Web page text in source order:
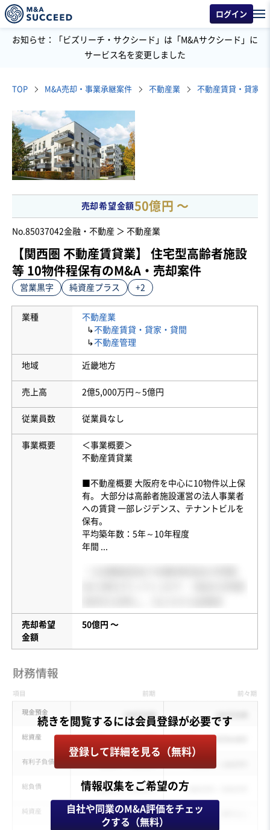
ログイン
お知らせ：「ビズリーチ・サクシード」は「M&Aサクシード」に
サービス名を変更しました
TOP M&A売却・事業承継案件 不動産業 不動産賃貸・貸家・
売却希望金額50億円 〜
No.85037042金融・不動産 ＞ 不動産業
【関西圏 不動産賃貸業】 住宅型高齢者施設
等 10物件程保有のM&A・売却案件
営業黒字 純資産プラス +2
業種
不動産業
↳ 不動産賃貸・貸家・貸間
↳ 不動産管理
地域 近畿地方
売上高 2億5,000万円～5億円
従業員数 従業員なし
事業概要
＜事業概要＞
不動産賃貸業
■不動産概要 大阪府を中心に10物件以上保
有。 大部分は高齢者施設運営の法人事業者
への賃貸 一部レジデンス、テナントビルを
保有。
平均築年数：5年～10年程度
年間
売却希望
金額
50億円 〜
登録して詳細を見る（無料）
情報収集をご希望の方
自社や同業のM&A評価をチェッ
クする（無料）